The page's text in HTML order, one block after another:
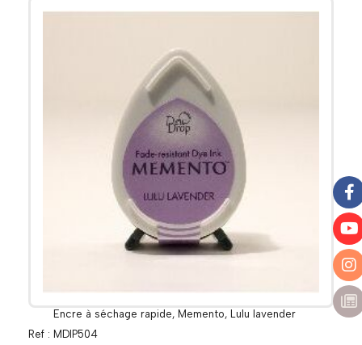
Encre à séchage rapide, Memento, Lulu lavender
Ref : MDIP504